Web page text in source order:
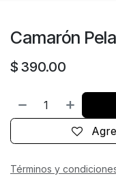
Camarón
$ 390.00
Términos y